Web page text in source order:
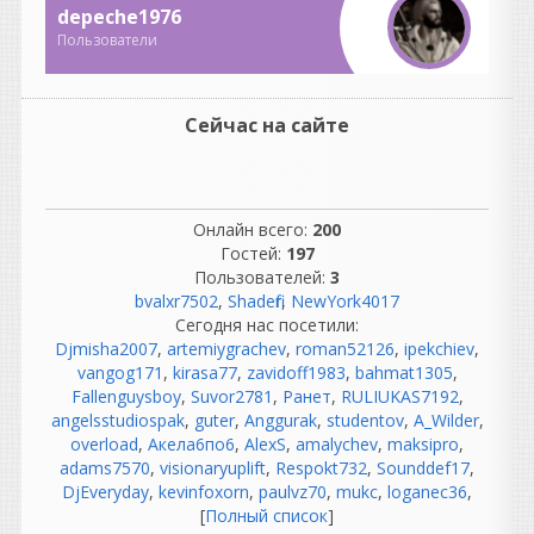
головки;
менять ленты, потому что
они изнашивались;
бороться с шумом пленки;
если ошибся при записи —
То есть работы было не
меньше, просто она была
Подключил проводочки,
заправил ленточку, прогрел
лампочку...
Это романтичная картина,
но в профессиональных
студиях все было гораздо
сложнее.
Там были:
огромные аналоговые
консоли;
километры кабелей;
depeche1976
Пользователи
Сейчас на сайте
Онлайн всего: 200
Гостей: 197
Пользователей: 3
bvalxr7502, Shadefir, NewYork4017
Сегодня нас посетили:
Djmisha2007, artemiygrachev, roman52126, ipekchiev,
vangog171 , kirasa77, zavidoff1983, bahmat1305,
Fallenguysboy, Suvor2781 , Ранет, RULIUKAS7192,
angelsstudiospak, guter, Anggurak, studentov, A_Wilder,
overload, Акела6по6, AlexS, amalychev, maksipro,
adams7570, visionaryuplift, Respokt732, Sounddef17,
DjEveryday, kevinfoxorn, paulvz70, mukc, loganec36,
[Полный список]